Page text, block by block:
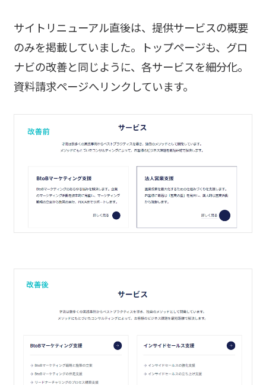
サイトリニューアル直後は、提供サービスの概要
のみを掲載していました。トップページも、グロ
ナビの改善と同じように、各サービスを細分化。
資料請求ページへリンクしています。